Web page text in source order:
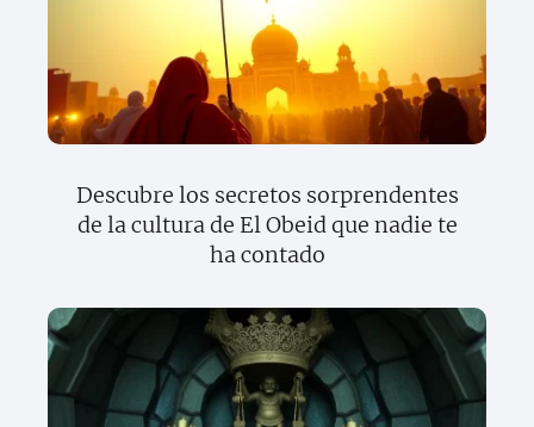
Descubre los secretos sorprendentes
de la cultura de El Obeid que nadie te
ha contado